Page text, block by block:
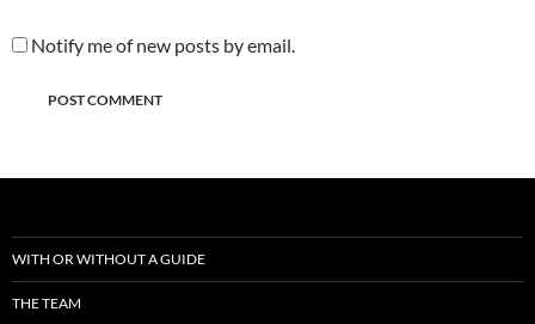
Notify me of new posts by email.
WITH OR WITHOUT A GUIDE
THE TEAM